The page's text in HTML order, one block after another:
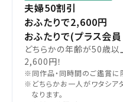
夫婦50割引
おふたりで2,600円
おふたりで(プラス会
どちらかの年齢が50歳
2,600円！
※同作品・同時間のご鑑賞に
※どちらかお一人がワタシア
なります。